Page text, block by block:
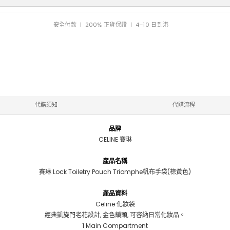
安全付款 | 200% 正貨保證 | 4–10 日到港
代購須知 代購流程
品牌
CELINE 賽琳
產品名稱
賽琳 Lock Toiletry Pouch Triomphe帆布手袋(棕黃色)
產品資料
Celine 化妝袋
經典凱旋門老花設計, 金色鎖頭, 可容納日常化妝品。
1 Main Compartment